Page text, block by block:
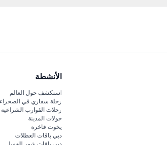
الأنشطة
استكشف حول العالم
رحلة سفاري في الصحراء
رحلات القوارب الشراعية
جولات المدينة
يخوت فاخرة
دبي باقات العطلات